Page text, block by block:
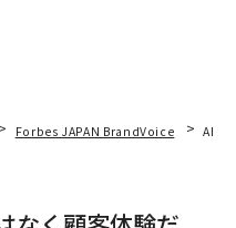
Forbes JAPAN BrandVoice AIが